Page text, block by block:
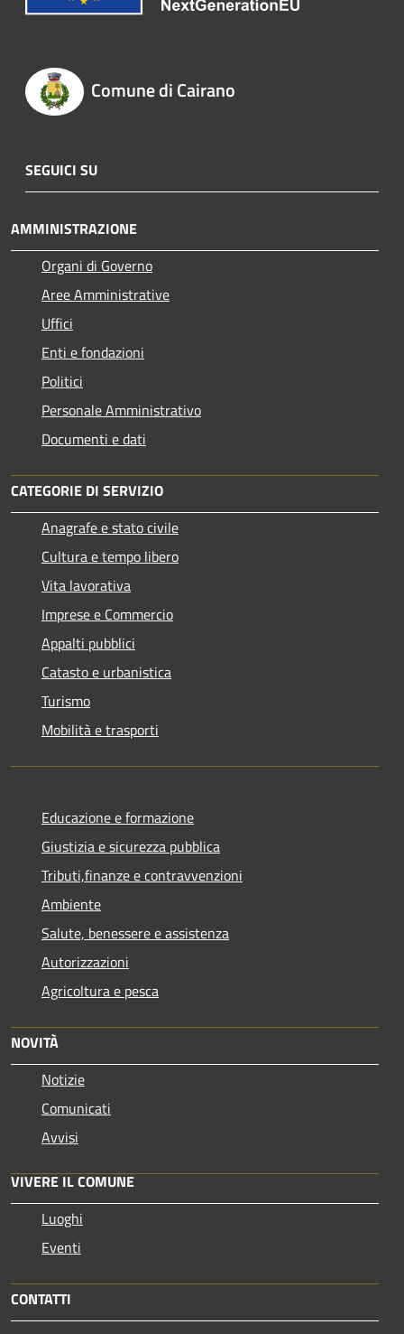
Comune di Cairano
SEGUICI SU
AMMINISTRAZIONE
Organi di Governo
Aree Amministrative
Uffici
Enti e fondazioni
Politici
Personale Amministrativo
Documenti e dati
CATEGORIE DI SERVIZIO
Anagrafe e stato civile
Cultura e tempo libero
Vita lavorativa
Imprese e Commercio
Appalti pubblici
Catasto e urbanistica
Turismo
Mobilità e trasporti
Educazione e formazione
Giustizia e sicurezza pubblica
Tributi,finanze e contravvenzioni
Ambiente
Salute, benessere e assistenza
Autorizzazioni
Agricoltura e pesca
NOVITÀ
Notizie
Comunicati
Avvisi
VIVERE IL COMUNE
Luoghi
Eventi
CONTATTI